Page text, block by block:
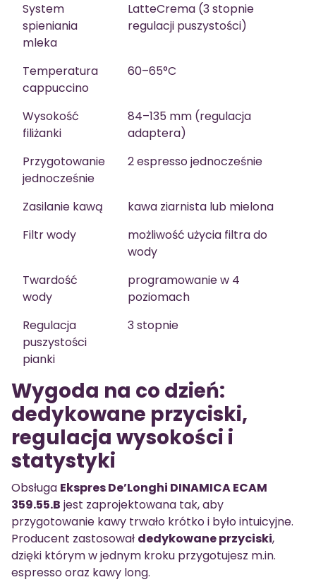
System
spieniania
mleka
LatteCrema (3 stopnie
regulacji puszystości)
Temperatura
cappuccino
60–65°C
Wysokość
filiżanki
84–135 mm (regulacja
adaptera)
Przygotowanie
jednocześnie
2 espresso jednocześnie
Zasilanie kawą
kawa ziarnista lub mielona
Filtr wody
możliwość użycia filtra do
wody
Twardość
wody
programowanie w 4
poziomach
Regulacja
puszystości
pianki
3 stopnie
Wygoda na co dzień:
dedykowane przyciski,
regulacja wysokości i
statystyki
Obsługa Ekspres De’Longhi DINAMICA ECAM
359.55.B jest zaprojektowana tak, aby
przygotowanie kawy trwało krótko i było intuicyjne.
Producent zastosował dedykowane przyciski,
dzięki którym w jednym kroku przygotujesz m.in.
espresso oraz kawy long.